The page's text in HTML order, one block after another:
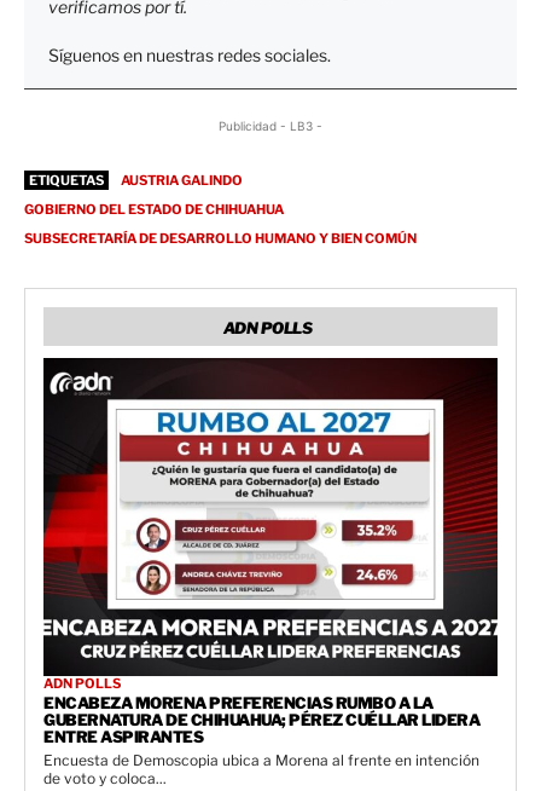
verificamos por tí.
Síguenos en nuestras redes sociales.
Publicidad - LB3 -
ETIQUETAS
AUSTRIA GALINDO
GOBIERNO DEL ESTADO DE CHIHUAHUA
SUBSECRETARÍA DE DESARROLLO HUMANO Y BIEN COMÚN
ADN POLLS
ADN POLLS
ENCABEZA MORENA PREFERENCIAS RUMBO A LA
GUBERNATURA DE CHIHUAHUA; PÉREZ CUÉLLAR LIDERA
ENTRE ASPIRANTES
Encuesta de Demoscopia ubica a Morena al frente en intención
de voto y coloca...